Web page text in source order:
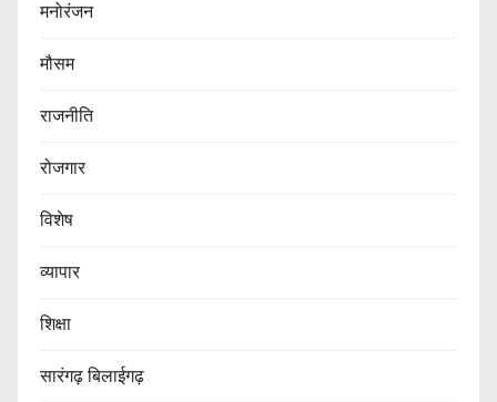
मनोरंजन
मौसम
राजनीति
रोजगार
विशेष
व्यापार
शिक्षा
सारंगढ़ बिलाईगढ़